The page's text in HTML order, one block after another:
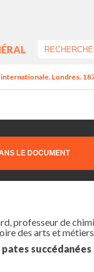
Londres.
LE DOCUMENT
professeur de
des arts et métiers
succédanées